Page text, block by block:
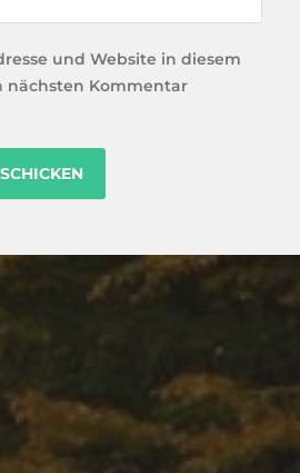
und Website in diesem
nächsten Kommentar